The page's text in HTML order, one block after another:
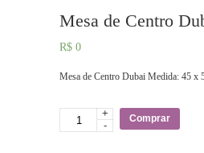
Mesa de Centro
R$ 0
Mesa de Centro Dubai Medida: 45 x
Quantidade+
-
Comprar